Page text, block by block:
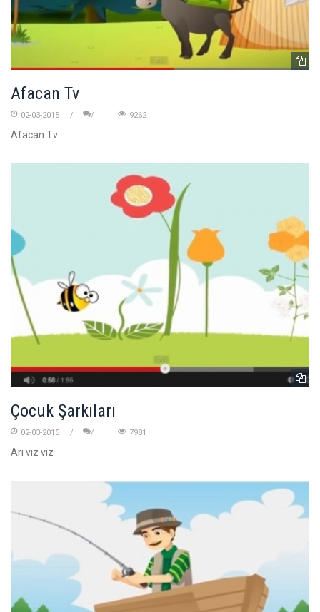
Afacan Tv
02-03-2015 9262
Afacan Tv
Çocuk Şarkıları
02-03-2015 7981
Arı vız vız